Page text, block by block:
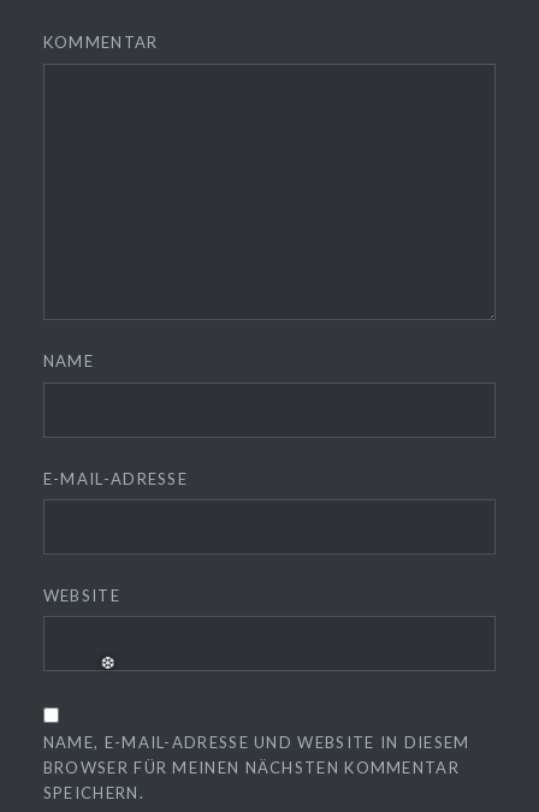
KOMMENTAR
NAME
E-MAIL-ADRESSE
WEBSITE
NAME, E-MAIL-ADRESSE UND WEBSITE IN DIESEM
BROWSER FÜR MEINEN NÄCHSTEN KOMMENTAR
SPEICHERN.